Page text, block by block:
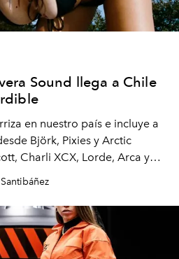
Sound llega a Chile
en nuestro país e incluye a
Björk, Pixies y Arctic
Charli XCX, Lorde, Arca y